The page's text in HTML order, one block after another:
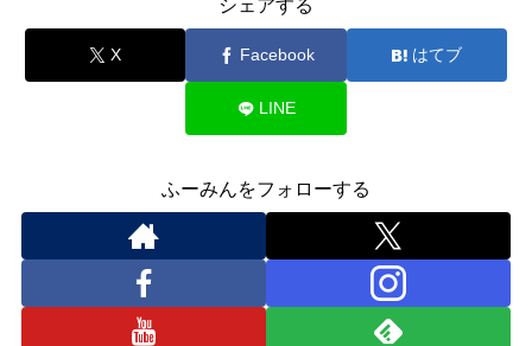
シェアする
X Facebook はてブ
LINE
ふーみんをフォローする